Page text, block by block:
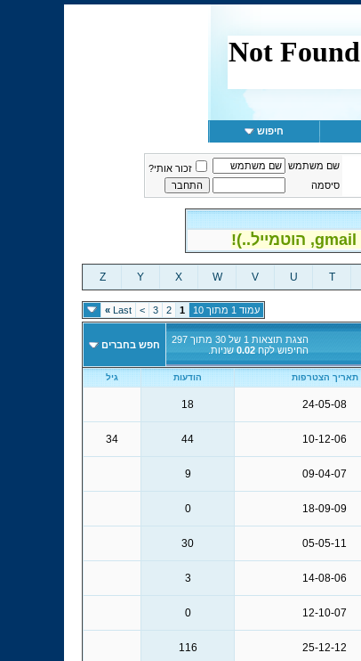
חיפוש
שם משתמש
זכור אותי?
סיסמה
T
U
V
W
X
Y
Z
עמוד 1 מתוך 10 1
2
3
>
Last
»
הצגת תוצאות 1 של 30 מתוך 297
החיפוש לקח 0.02 שניות. חפש בחברים
תאריך הצטרפות הודעות גיל
24-05-08
18
10-12-06
44
34
09-04-07
9
18-09-09
0
05-05-11
30
14-08-06
3
12-10-07
0
25-12-12
116